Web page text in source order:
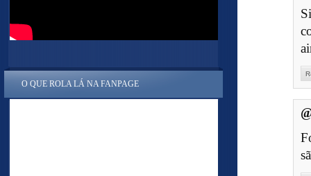
O QUE ROLA LÁ NA FANPAGE